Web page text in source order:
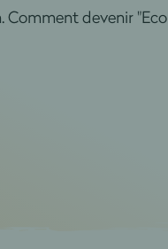
devenir "Eco